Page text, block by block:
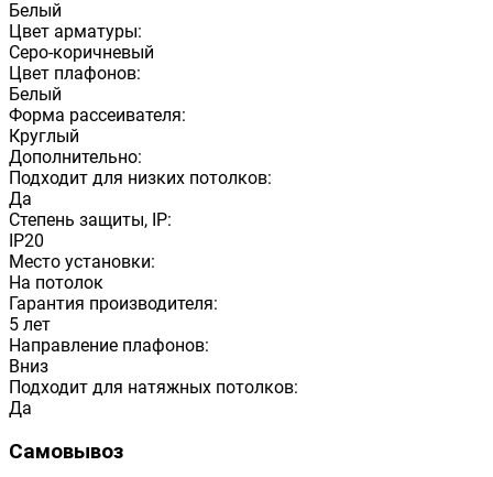
Белый
Цвет арматуры:
Серо-коричневый
Цвет плафонов:
Белый
Форма рассеивателя:
Круглый
Дополнительно:
Подходит для низких потолков:
Да
Степень защиты, IP:
IP20
Место установки:
На потолок
Гарантия производителя:
5 лет
Направление плафонов:
Вниз
Подходит для натяжных потолков:
Да
Самовывоз